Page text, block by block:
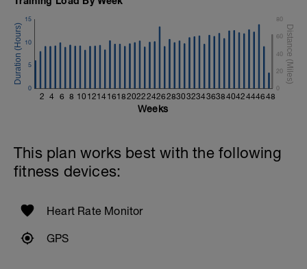
6. V dinámica con peso (12-15
7. Plancha con apoyo de manos y balón
medicinal (10-12 repeticiones por lado)
2 4 6 8 10 1214 1618202224262830323436384042444648
0
5
10
15
0
20
40
60
80
Weeks
This plan works best with the following
fitness devices:
Heart Rate Monitor
GPS